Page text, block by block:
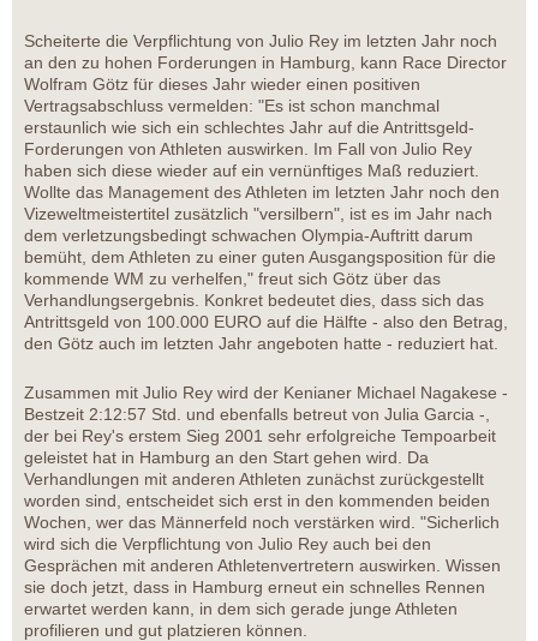
Scheiterte die Verpflichtung von Julio Rey im letzten Jahr noch
an den zu hohen Forderungen in Hamburg, kann Race Director
Wolfram Götz für dieses Jahr wieder einen positiven
Vertragsabschluss vermelden: "Es ist schon manchmal
erstaunlich wie sich ein schlechtes Jahr auf die Antrittsgeld-
Forderungen von Athleten auswirken. Im Fall von Julio Rey
haben sich diese wieder auf ein vernünftiges Maß reduziert.
Wollte das Management des Athleten im letzten Jahr noch den
Vizeweltmeistertitel zusätzlich "versilbern", ist es im Jahr nach
dem verletzungsbedingt schwachen Olympia-Auftritt darum
bemüht, dem Athleten zu einer guten Ausgangsposition für die
kommende WM zu verhelfen," freut sich Götz über das
Verhandlungsergebnis. Konkret bedeutet dies, dass sich das
Antrittsgeld von 100.000 EURO auf die Hälfte - also den Betrag,
den Götz auch im letzten Jahr angeboten hatte - reduziert hat.
Zusammen mit Julio Rey wird der Kenianer Michael Nagakese -
Bestzeit 2:12:57 Std. und ebenfalls betreut von Julia Garcia -,
der bei Rey's erstem Sieg 2001 sehr erfolgreiche Tempoarbeit
geleistet hat in Hamburg an den Start gehen wird. Da
Verhandlungen mit anderen Athleten zunächst zurückgestellt
worden sind, entscheidet sich erst in den kommenden beiden
Wochen, wer das Männerfeld noch verstärken wird. "Sicherlich
wird sich die Verpflichtung von Julio Rey auch bei den
Gesprächen mit anderen Athletenvertretern auswirken. Wissen
sie doch jetzt, dass in Hamburg erneut ein schnelles Rennen
erwartet werden kann, in dem sich gerade junge Athleten
profilieren und gut platzieren können.